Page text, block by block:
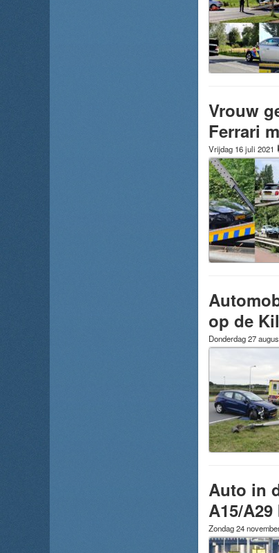
Vrouw
Ferrari
Vrijdag 16 juli 2021
op de
Donderdag 27
Auto in
A15/
Zondag 24